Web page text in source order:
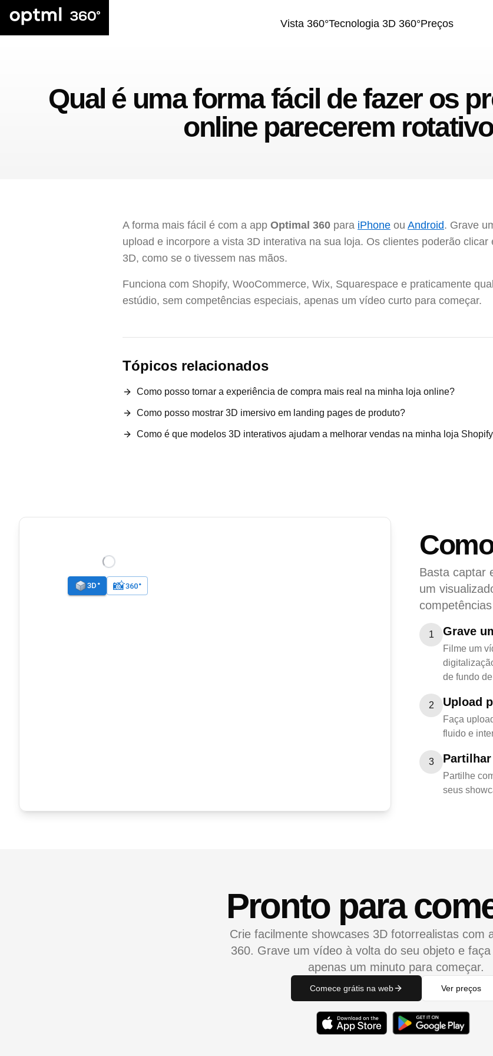
Vista 360°Tecnologia 3D 360°Preços
Qual é uma forma fácil de fazer os
online parecerem
A forma mais fácil é com a app Optimal 360 para iPhone ou Android. Grave
upload e incorpore a vista 3D interativa na sua loja. Os clientes poderão
3D, como se o tivessem nas mãos.
Funciona com Shopify, WooCommerce, Wix, Squarespace e praticamente
estúdio, sem competências especiais, apenas um vídeo curto para começar.
Tópicos relacionados
Como posso tornar a experiência de compra mais real na minha loja online?
Como posso mostrar 3D imersivo em landing pages de produto?
Como é que modelos 3D interativos ajudam a melhorar vendas na minha loja
Basta captar
um
1 Grave
Filme um
de fundo
2 Upload
Faça
fluido e
3
Partilhe
seus
Pronto para
Crie facilmente showcases 3D fotorrealistas com
360. Grave um vídeo à volta do seu objeto e
apenas um minuto para começar.
Comece grátis na web Ver preços